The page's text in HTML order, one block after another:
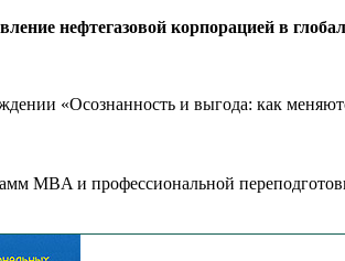
нефтегазовой корпорацией в
«Осознанность и выгода: как
MBA и профессиональной